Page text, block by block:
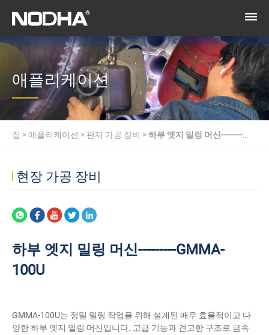
애플리케이션
집 > 애플리케이션 > 판재 가공 장비 >하부 엣지 밀링 머신---------
현장 가공 장비
하부 엣지 밀링 머신---------GMMA-
100U
GMMA-100U는 정밀 밀링 작업을 위해 설계된 매우 효율적이고 다
양한 하부 엣지 밀링 머신입니다. 고급 기능과 견고한 구조로 금속